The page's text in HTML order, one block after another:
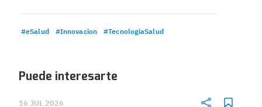
#eSalud #Innovacion #TecnologiaSalud
Puede interesarte
16 JUL 2026